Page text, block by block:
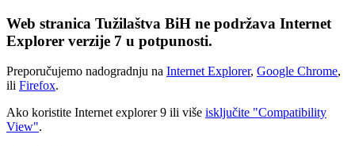
Web stranica Tužilaštva BiH ne podržava Internet
Explorer verzije 7 u potpunosti.
Preporučujemo nadogradnju na Internet Explorer, Google Chrome,
ili Firefox.
Ako koristite Internet explorer 9 ili više isključite "Compatibility
View".